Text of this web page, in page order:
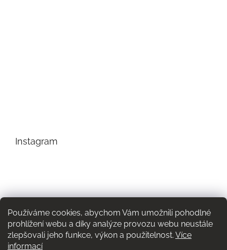
Používáme cookies, abychom Vám umožnili pohodlné
prohlížení webu a díky analýze provozu webu neustále
zlepšovali jeho funkce, výkon a použitelnost. Více
informací
Instagram